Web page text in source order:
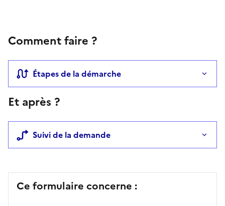
Comment faire ?
Étapes de la démarche
Et après ?
Suivi de la demande
Ce formulaire concerne :